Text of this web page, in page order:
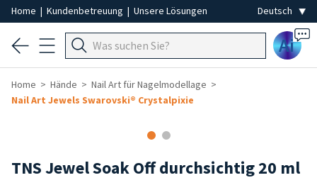
Home | Kundenbetreuung | Unsere Lösungen
Ai
Home Hände
Nail Art für Nagelmodellage
Nail Art Jewels Swarovski® Crystalpixie
TNS Jewel Soak Off durchsichtig 20 ml